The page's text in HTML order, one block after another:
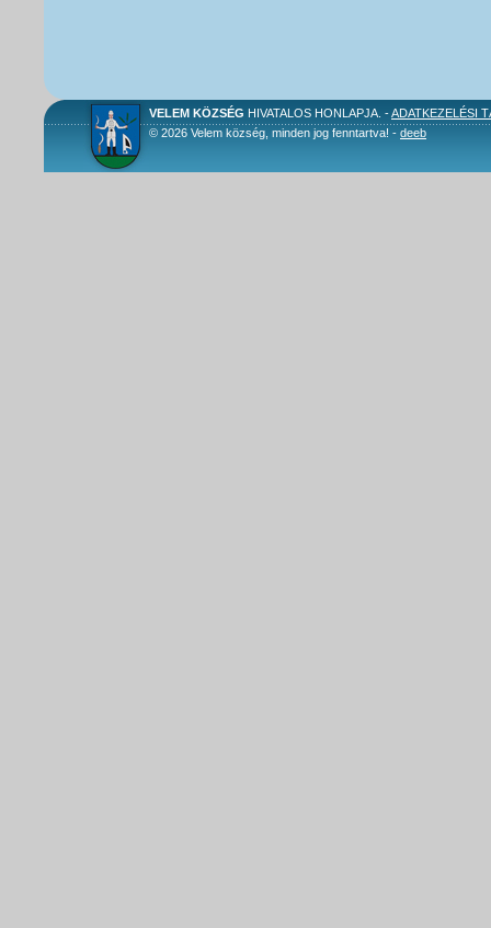
VELEM KÖZSÉG HIVATALOS HONLAPJA. -ADATKEZELÉSI
© 2026 Velem község, minden jog fenntartva! - deeb